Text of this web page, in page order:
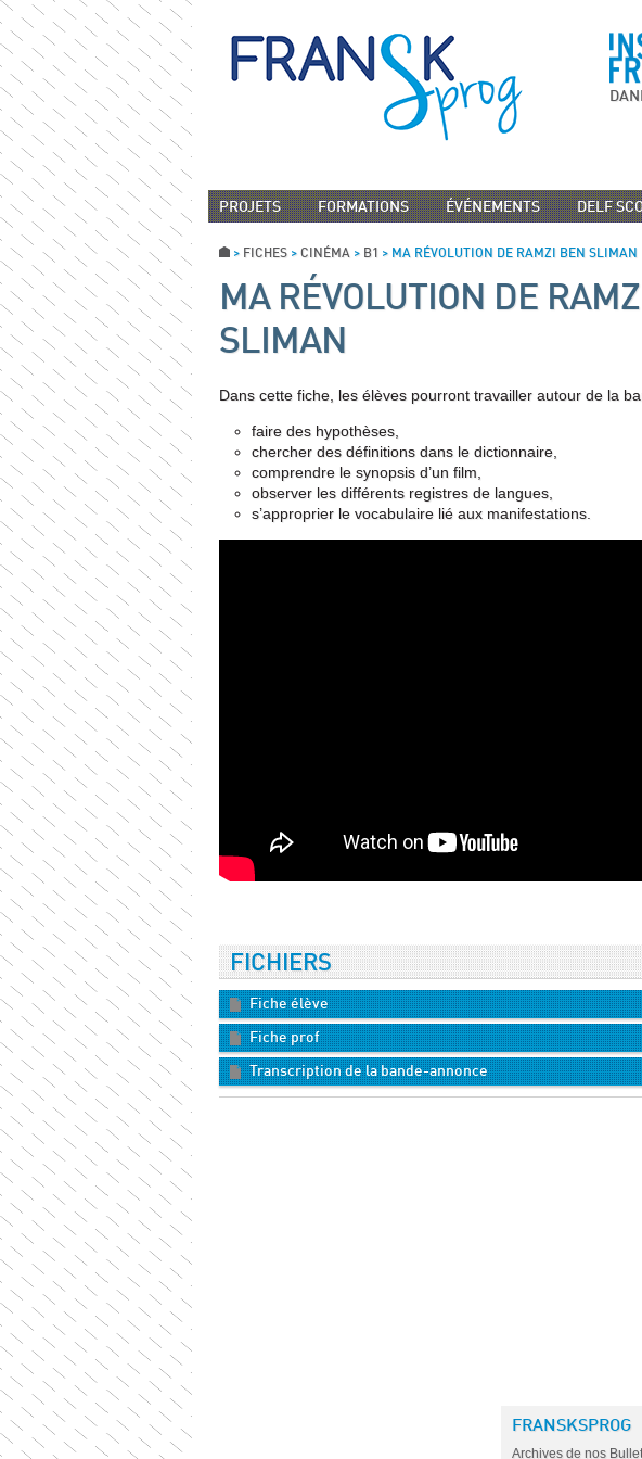
PROJETS FORMATIONS ÉVÉNEMENTS DELF
> FICHES > CINÉMA > B1 > MA RÉVOLUTION DE RAMZI BEN SLIMAN
MA RÉVOLUTION DE
SLIMAN
Dans cette fiche, les élèves pourront travailler autour de la
faire des hypothèses,
chercher des définitions dans le dictionnaire,
comprendre le synopsis d’un film,
observer les différents registres de langues,
s’approprier le vocabulaire lié aux manifestations.
FICHIERS
Fiche élève
Fiche prof
Transcription de la bande-annonce
FRANSKSPROG
Archives de nos